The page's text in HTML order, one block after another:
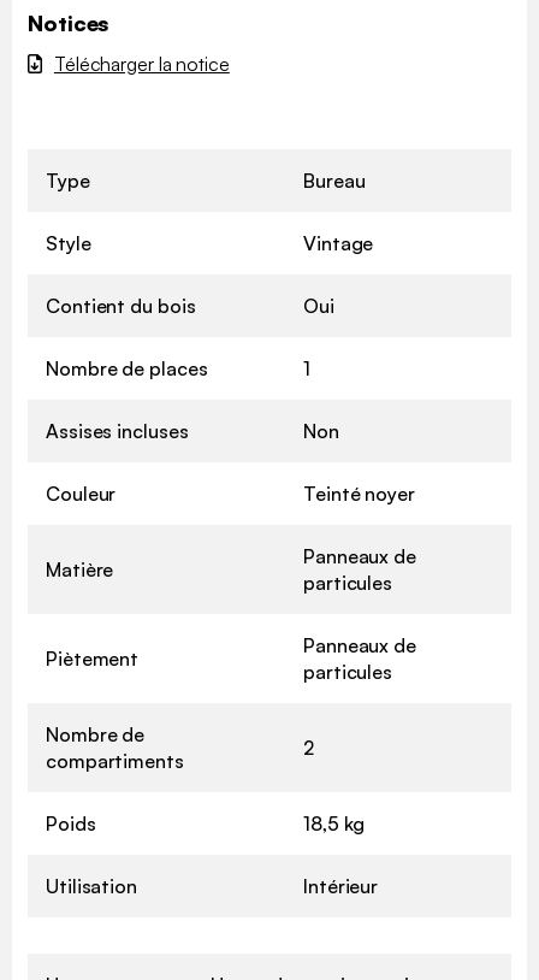
Notices
Télécharger la notice
Type Bureau
Style Vintage
Contient du bois Oui
Nombre de places 1
Assises incluses Non
Couleur Teinté noyer
Matière
Panneaux de
particules
Piètement
Panneaux de
particules
Nombre de
compartiments
2
Poids 18,5 kg
Utilisation Intérieur